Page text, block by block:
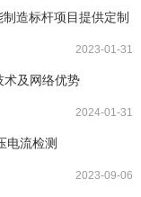
造标杆项目提供定制
2023-01-31
术及网络优势
2024-01-31
电流检测
2023-09-06